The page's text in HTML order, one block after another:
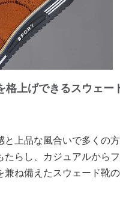
上げできるスウェー
上品な風合いで多くの方
らし、カジュアルから
ね備えたスウェード靴